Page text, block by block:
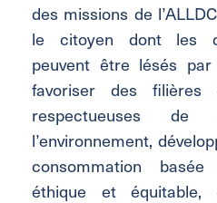
des missions de
le citoyen dont les
peuvent être lésés
favoriser des filières
respectueuses
l’environnement,
consommation
éthique et